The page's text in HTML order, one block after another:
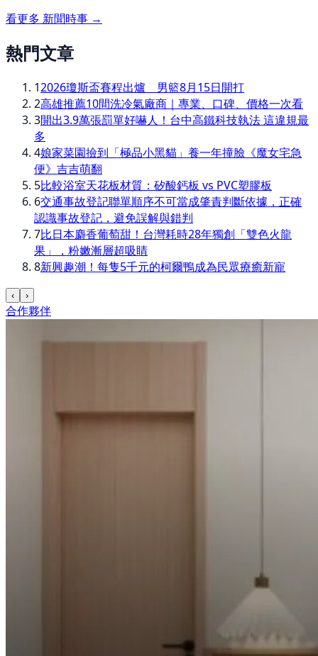
看更多 新聞時事 →
熱門文章
12026瓊斯盃賽程出爐 男籃8月15日開打
2高雄推薦10間洗冷氣廠商｜專業、口碑、價格一次看
3開出3.9萬張罰單好嚇人！台中高鐵科技執法 這違規最
多
4娘家菜園撿到「極品小黑貓」養一年撞臉《魔女宅急
便》吉吉萌翻
5比較浴室天花板材質：矽酸鈣板 vs PVC塑膠板
6交通事故登記聯單順序不可當成肇責判斷依據，正確
認識事故登記，避免誤解與錯判
7比日本麝香葡萄甜！台灣耗時28年獨創「雙色火龍
果」，粉嫩漸層超吸睛
8新興趣潮！每隻5千元的柯爾鴨成為民眾療癒新寵
‹ ›
合作夥伴